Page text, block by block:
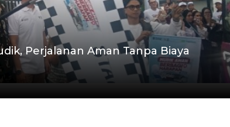
Perjalanan Aman Tanpa Biaya